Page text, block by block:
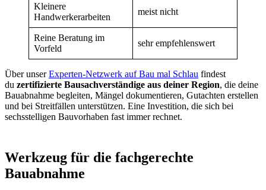
Kleinere
Handwerkerarbeiten
meist nicht
Reine Beratung im
Vorfeld
sehr empfehlenswert
Über unserExperten-Netzwerk auf Bau mal Schlau findest
du zertifizierte Bausachverständige aus deiner Region, die deine
Bauabnahme begleiten, Mängel dokumentieren, Gutachten erstellen
und bei Streitfällen unterstützen. Eine Investition, die sich bei
sechsstelligen Bauvorhaben fast immer rechnet.
Werkzeug für die fachgerechte
Bauabnahme